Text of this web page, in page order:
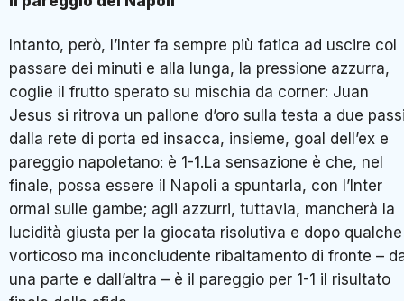
Intanto, però, l’Inter fa sempre più fatica ad uscire col
passare dei minuti e alla lunga, la pressione azzurra,
coglie il frutto sperato su mischia da corner: Juan
Jesus si ritrova un pallone d’oro sulla testa a due
dalla rete di porta ed insacca, insieme, goal dell’ex e
pareggio napoletano: è 1-1.La sensazione è che, nel
finale, possa essere il Napoli a spuntarla, con l’Inter
ormai sulle gambe; agli azzurri, tuttavia, mancherà la
lucidità giusta per la giocata risolutiva e dopo qualche
vorticoso ma inconcludente ribaltamento di fronte –
una parte e dall’altra – è il pareggio per 1-1 il risultato